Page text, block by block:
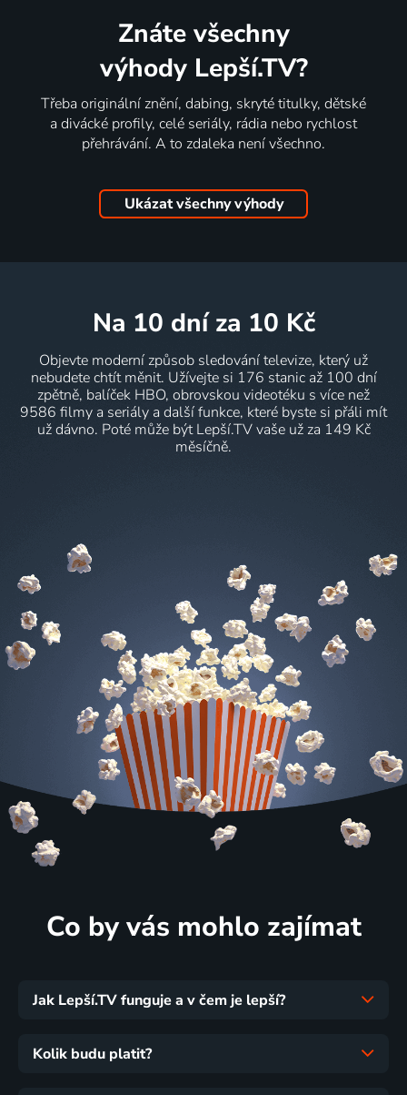
Znáte všechny
výhody Lepší.TV?
Třeba originální znění, dabing, skryté titulky, dětské
a divácké profily, celé seriály, rádia nebo rychlost
přehrávání. A to zdaleka není všechno.
Ukázat všechny výhody
na 10 dní za 10 Kč
Objevte moderní způsob sledování televize, který už
nebudete chtít měnit. Užívejte si 176 stanic až 100 dní
zpětně, balíček HBO, obrovskou videotéku s více než
9586 filmy a seriály a další funkce, které byste si přáli mít
už dávno. Poté může být Lepší.TV vaše už za 149 Kč
měsíčně.
Co by vás mohlo zajímat
Jak Lepší.TV funguje a v čem je lepší?
Kolik budu platit?